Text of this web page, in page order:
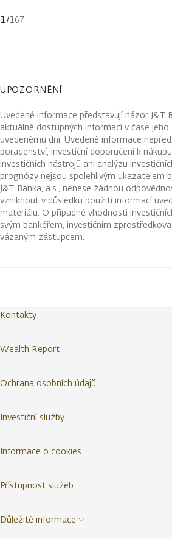
1/167
UPOZORNĚNÍ
Uvedené informace představují názor J&T
aktuálně dostupných informací v čase
uvedenému dni. Uvedené informace
poradenství, investiční doporučení k
investičních nástrojů ani analýzu
prognózy nejsou spolehlivým ukazatelem
J&T Banka, a.s., nenese žádnou
vzniknout v důsledku použití informací
materiálu. O případné vhodnosti
svým bankéřem, investičním
vázaným zástupcem.
Kontakty
Wealth Report
Ochrana osobních údajů
Investiční služby
Informace o cookies
Přístupnost služeb
Důležité informace